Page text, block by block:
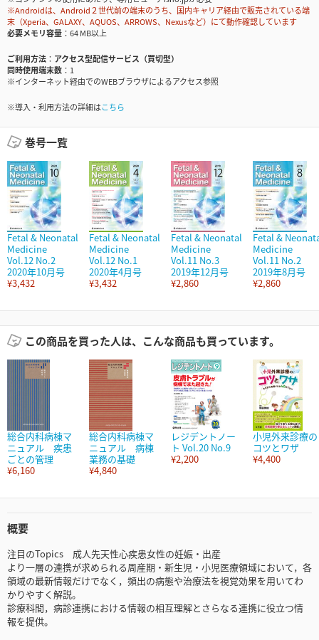
※Androidは、Android２世代前の端末のうち、国内キャリア経由で販売されている端
末（Xperia、GALAXY、AQUOS、ARROWS、Nexusなど）にて動作確認しています
必要メモリ容量
64 MB以上
ご利用方法
アクセス型配信サービス（買切型）
同時使用端末数
1
※インターネット経由でのWEBブラウザによるアクセス参照
※導入・利用方法の詳細はこちら
巻号一覧
Fetal & Neonatal
Medicine
Vol.12 No.2
2020年10月号
¥3,432
Fetal & Neonatal
Medicine
Vol.12 No.1
2020年4月号
¥3,432
Fetal & Neonatal
Medicine
Vol.11 No.3
2019年12月号
¥2,860
Fetal &
Medicine
Vol.11 No.2
2019年8月号
¥2,860
この商品を買った人は、こんな商品も買っています。
総合内科病棟マ
ニュアル 疾患
ごとの管理
¥6,160
総合内科病棟マ
ニュアル 病棟
業務の基礎
¥4,840
レジデントノー
ト Vol.20 No.9
¥2,200
小児外来診療の
コツとワザ
¥4,400
概要
注目のTopics 成人先天性心疾患女性の妊娠・出産
より一層の連携が求められる周産期・新生児・小児医療領域において，各
領域の最新情報だけでなく，頻出の病態や治療法を視覚効果を用いてわ
かりやすく解説。
診療科間，病診連携における情報の相互理解とさらなる連携に役立つ情
報を提供。